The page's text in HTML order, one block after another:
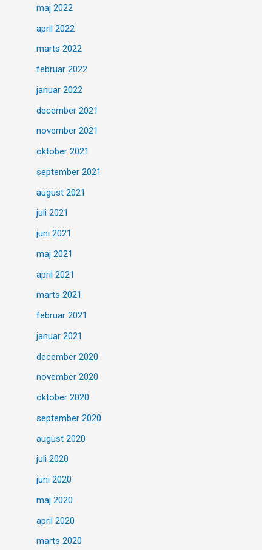
maj 2022
april 2022
marts 2022
februar 2022
januar 2022
december 2021
november 2021
oktober 2021
september 2021
august 2021
juli 2021
juni 2021
maj 2021
april 2021
marts 2021
februar 2021
januar 2021
december 2020
november 2020
oktober 2020
september 2020
august 2020
juli 2020
juni 2020
maj 2020
april 2020
marts 2020